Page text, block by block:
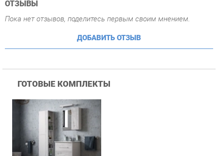
Купить
Комплект мебели для
ванной Corozo Corozo
Гольф 65 Пайн